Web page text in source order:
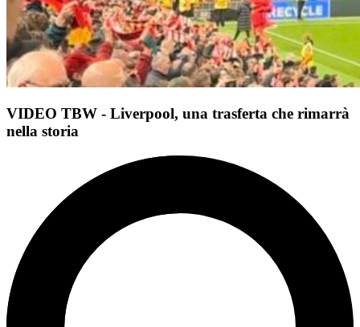
VIDEO TBW - Liverpool, una trasferta che rimarrà
nella storia